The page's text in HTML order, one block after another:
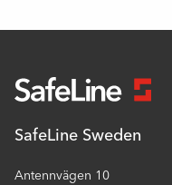
SafeLine Sweden
Antennvägen 10